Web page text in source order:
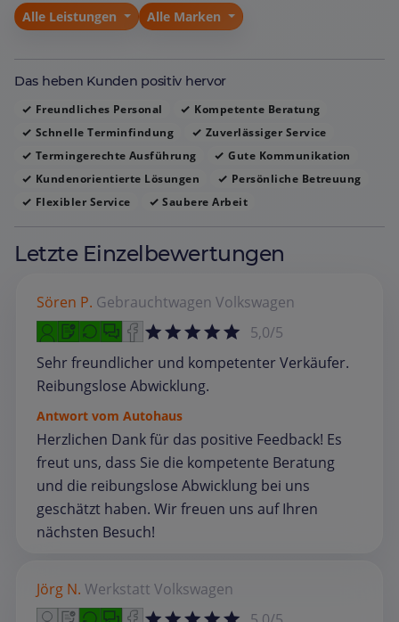
entspannten Atmosphäre, die Kunden immer wieder
zu einer uneingeschränkten Weiterempfehlung
bewegt.
Alle Leistungen Alle Marken
Das heben Kunden positiv hervor
Freundliches Personal
Kompetente Beratung
Schnelle Terminfindung
Zuverlässiger Service
Termingerechte Ausführung
Gute Kommunikation
Kundenorientierte Lösungen
Persönliche Betreuung
Flexibler Service
Saubere Arbeit
Letzte Einzelbewertungen
Sören P. Gebrauchtwagen Volkswagen
5,0/5
Sehr freundlicher und kompetenter Verkäufer.
Reibungslose Abwicklung.
Antwort vom Autohaus
Herzlichen Dank für das positive Feedback! Es
freut uns, dass Sie die kompetente Beratung
und die reibungslose Abwicklung bei uns
geschätzt haben. Wir freuen uns auf Ihren
nächsten Besuch!
Jörg N. Werkstatt Volkswagen